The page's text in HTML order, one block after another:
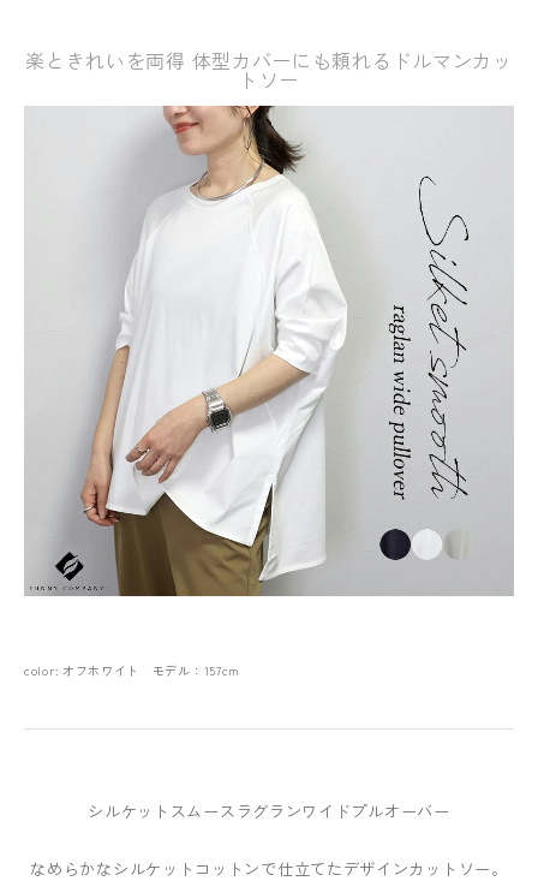
楽ときれいを両得 体型カバーにも頼れるドルマンカッ
トソー
color: オフホワイト モデル：157cm
シルケットスムースラグランワイドプルオーバー
なめらかなシルケットコットンで仕立てたデザインカットソー。